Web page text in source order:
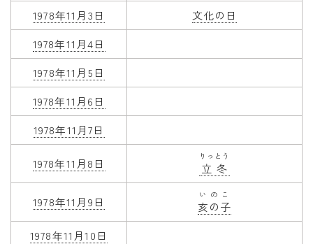
子供のお祝い
厄年
長寿のお祝い
季節の工作
紋切り遊び
1978年11月3日
文化の日
1978年11月4日
1978年11月5日
1978年11月6日
1978年11月7日
1978年11月8日 立冬
りっとう
1978年11月9日 亥の子
いのこ
1978年11月10日